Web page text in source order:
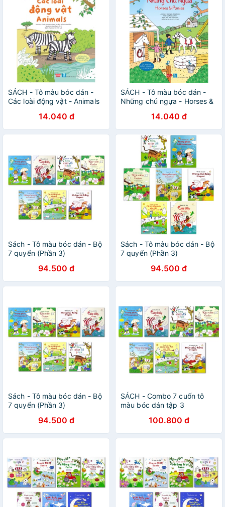
SÁCH - Tô màu bóc dán -
Các loài động vật - Animals
14.040 đ
SÁCH - Tô màu bóc dán -
Những chú ngựa - Horses &
14.040 đ
Sách - Tô màu bóc dán - Bộ
7 quyển (Phần 3)
94.500 đ
Sách - Tô màu bóc dán - Bộ
7 quyển (Phần 3)
94.500 đ
Sách - Tô màu bóc dán - Bộ
7 quyển (Phần 3)
94.500 đ
SÁCH - Combo 7 cuốn tô
màu bóc dán tập 3
100.800 đ